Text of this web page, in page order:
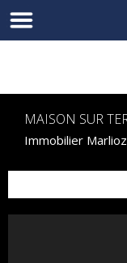
MAISON SUR
Immobilier Marlioz